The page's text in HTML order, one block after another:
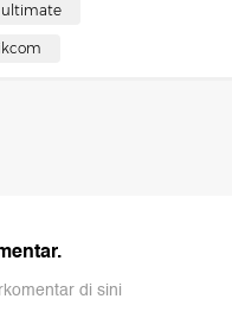
ultimate
di sini